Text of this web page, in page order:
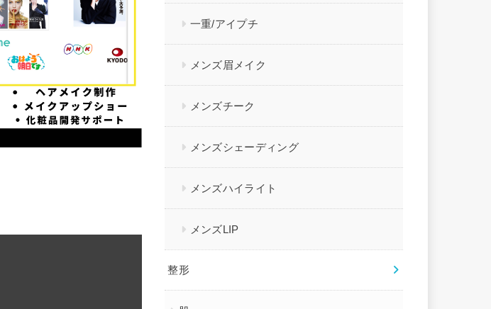
一重/アイプチ
メンズ眉メイク
メンズチーク
メンズシェーディング
メンズハイライト
メンズLIP
整形